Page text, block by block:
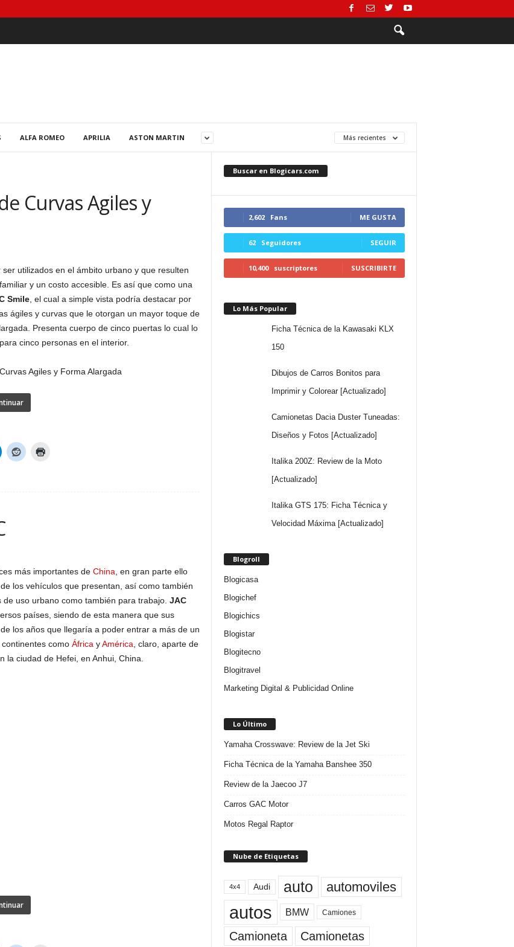
ALFA ROMEO APRILIA ASTON MARTIN Más recientes
Curvas Agiles y
utilizados en el ámbito urbano y que resulten
y un costo accesible. Es así que como una
Smile, el cual a simple vista podría destacar por
ágiles y curvas que le otorgan un mayor toque de
Presenta cuerpo de cinco puertas lo cual lo
cinco personas en el interior.
más importantes de China , en gran parte ello
los vehículos que presentan, así como también
uso urbano como también para trabajo. JAC
países, siendo de esta manera que sus
los años que llegaría a poder entrar a más de un
como África yAmérica , claro, aparte de
la ciudad de Hefei, en Anhui, China.
Buscar en Blogicars.com
2,602 Fans ME GUSTA
62 Seguidores SEGUIR
10,400 suscriptores SUSCRIBIRTE
Lo Más Popular
Ficha Técnica de la Kawasaki KLX
150
Dibujos de Carros Bonitos para
Imprimir y Colorear [Actualizado]
Camionetas Dacia Duster Tuneadas:
Diseños y Fotos [Actualizado]
Italika 200Z: Review de la Moto
[Actualizado]
Italika GTS 175: Ficha Técnica y
Velocidad Máxima [Actualizado]
Blogroll
Blogicasa
Blogichef
Blogichics
Blogistar
Blogitecno
Blogitravel
Marketing Digital & Publicidad Online
Lo Último
Yamaha Crosswave: Review de la Jet Ski
Ficha Técnica de la Yamaha Banshee 350
Review de la Jaecoo J7
Carros GAC Motor
Motos Regal Raptor
Nube de Etiquetas
4x4 Audi auto automoviles
autos BMW Camiones
Camioneta Camionetas